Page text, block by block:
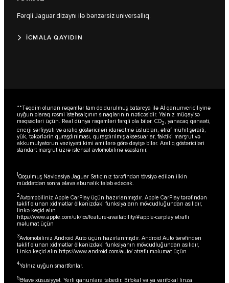
Fərqli Jaguar dizaynı ilə bənzərsiz universallıq.
İCMALA QAYIDIN
**Təqdim olunan rəqəmlər tam doldurulmuş batareya ilə Aİ qanunvericiliyinə
uyğun olaraq rəsmi istehsalçının sınaqlarının nəticəsidir. Yalnız müqayisə
məqsədləri üçün. Real dünya rəqəmləri fərqli ola bilər. CO2, yanacaq qənaəti,
enerji sərfiyyatı və aralıq göstəriciləri idarəetmə üslubları, ətraf mühit şəraiti,
yük, təkərlərin quraşdırılması, quraşdırılmış aksesuarlar, faktiki marşrut və
akkumulyatorun vəziyyəti kimi amillərə görə dəyişə bilər. Aralıq göstəriciləri
standart marşrut üzrə istehsal avtomobilinə əsaslanır.
1Qoşulmuş Naviqasiya Jaguar Satıcınız tərəfindən tövsiyə edilən ilkin
müddətdən sonra əlavə abunəlik tələb edəcək.
2Avtomobiliniz Apple CarPlay üçün hazırlanmışdır. Apple CarPlay tərəfindən
təklif olunan xidmətlər ölkənizdəki funksiyaların mövcudluğundan asılıdır,
linkə keçid alın
https://www.apple.com/uk/ios/feature-availability/#apple-carplayətraflı
məlumat üçün
3Avtomobiliniz Android Auto üçün hazırlanmışdır. Android Auto tərəfindən
təklif olunan xidmətlər ölkənizdəki funksiyanın mövcudluğundan asılıdır,
Linkə keçid alın https://www.android.com/auto/ətraflı məlumat üçün
4Yalnız uyğun smartfonlar.
5Əlavə xüsusiyyət. Yerli qanunlara tabedir. Bifokal və ya varifokal linza